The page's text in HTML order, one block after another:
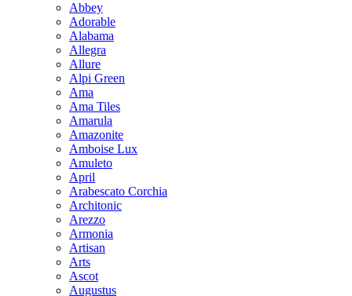
Abbey
Adorable
Alabama
Allegra
Allure
Alpi Green
Ama
Ama Tiles
Amarula
Amazonite
Amboise Lux
Amuleto
April
Arabescato Corchia
Architonic
Arezzo
Armonia
Artisan
Arts
Ascot
Augustus